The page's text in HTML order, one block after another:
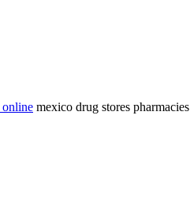
mexico drug stores pharmacies